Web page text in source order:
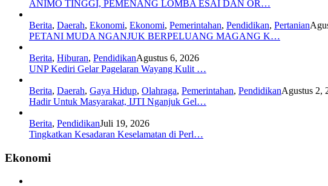
ANIMO TINGGI, PEMENANG LOMBA ESAI DAN OR…
Berita, Daerah, Ekonomi, Ekonomi, Pemerintahan, Pendidikan, Pertanian
PETANI MUDA NGANJUK BERPELUANG MAGANG K…
Berita, Hiburan, PendidikanAgustus 6, 2026
UNP Kediri Gelar Pagelaran Wayang Kulit …
Berita, Daerah, Gaya Hidup, Olahraga, Pemerintahan, PendidikanAgustus 2,
Hadir Untuk Masyarakat, IJTI Nganjuk Gel…
Berita, PendidikanJuli 19, 2026
Tingkatkan Kesadaran Keselamatan di Perl…
Ekonomi